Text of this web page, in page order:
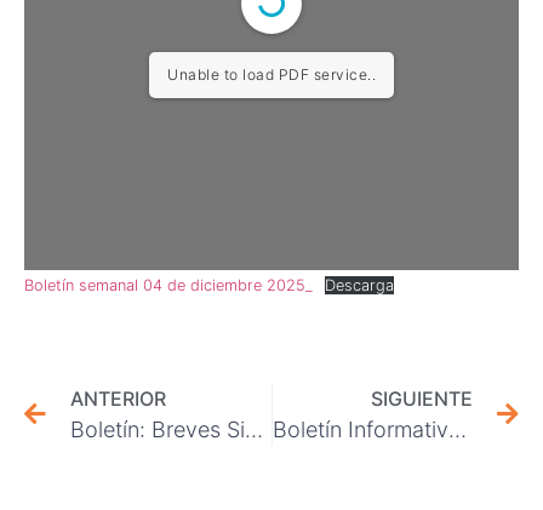
Unable to load PDF service..
Boletín semanal 04 de diciembre 2025_ Descarga
ANTERIOR
Boletín: Breves Sindicales 27 de noviembre 2025
SIGUIENTE
Boletín Informativo 11 de Diciembre 2025